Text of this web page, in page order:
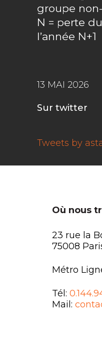
groupe
N = perte
l’année N+1
13 MAI 2026
Sur twitter
Tweets by
Où nous
23 rue la
75008
Métro
Tél:
Mail: